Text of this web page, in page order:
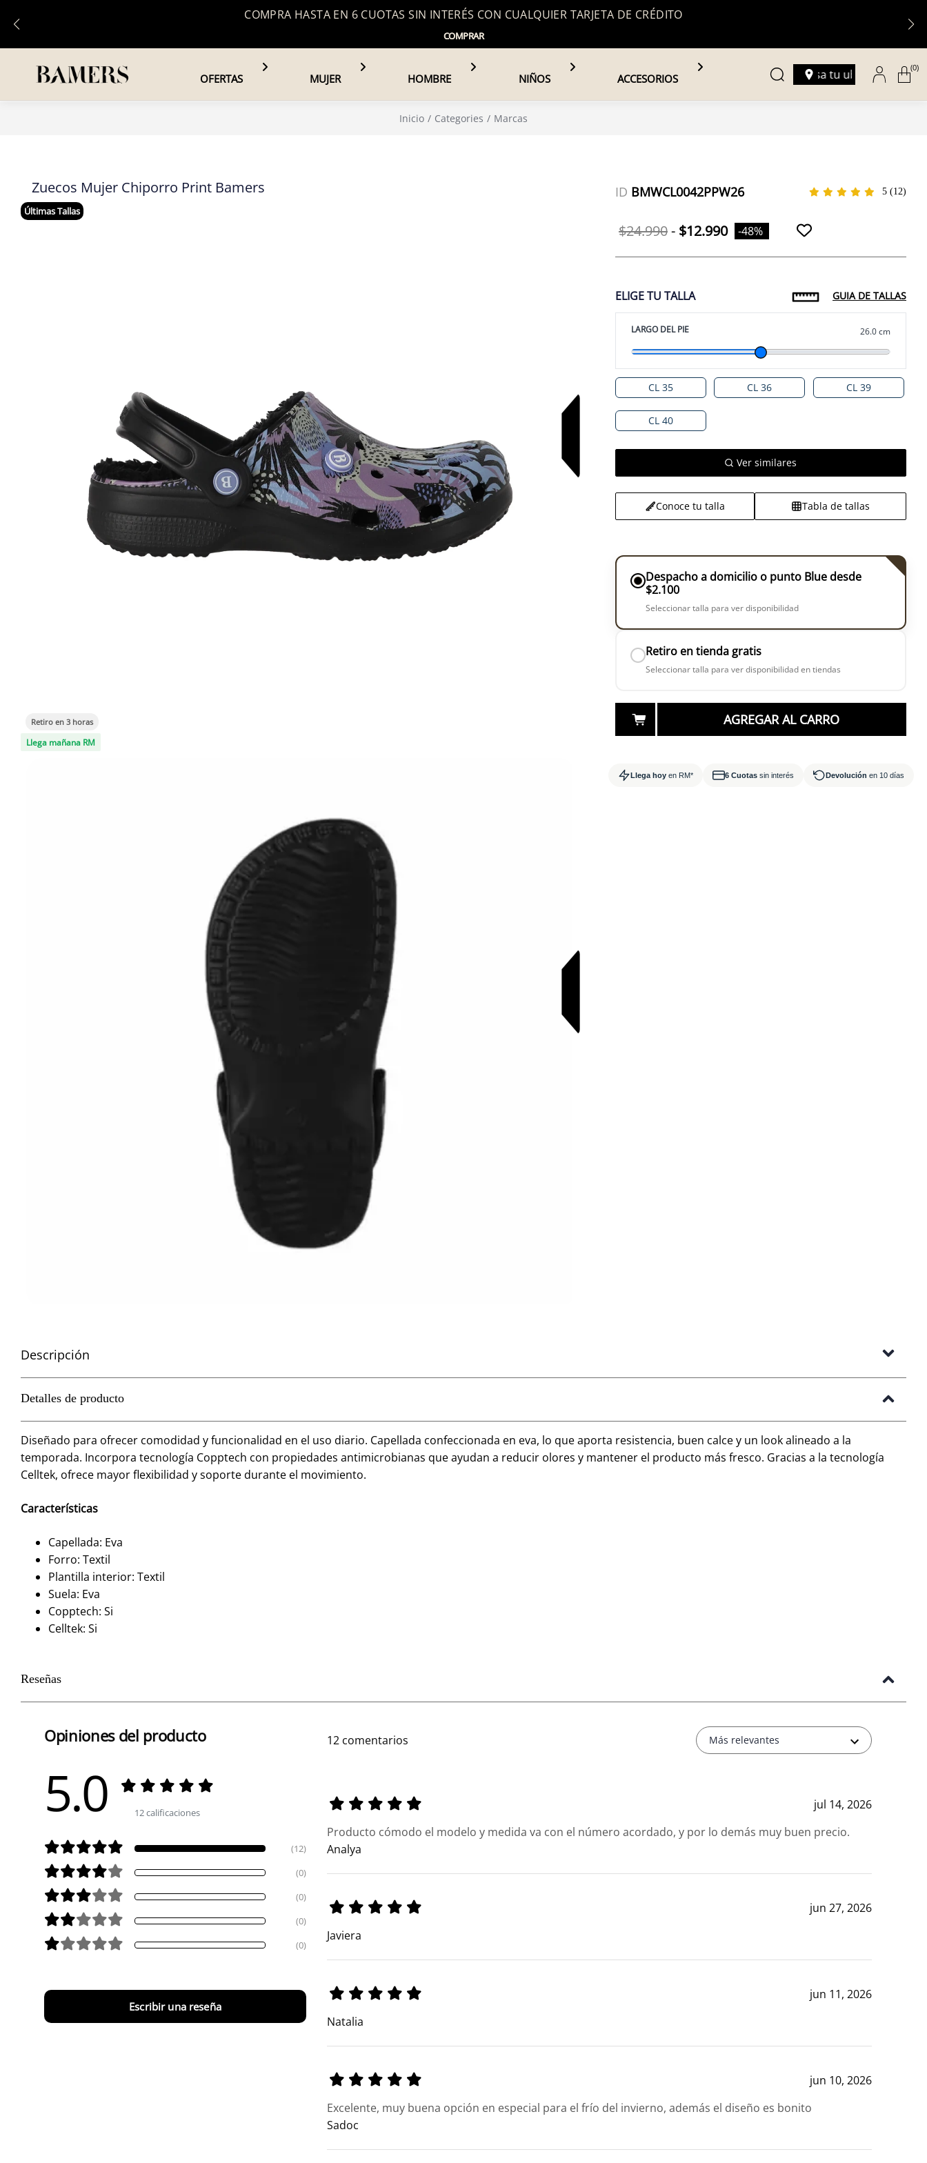
COMPRA HASTA EN 6 CUOTAS SIN INTERÉS CON CUALQUIER TARJETA DE CRÉDITO
COMPRAR
Ingresa tu ubicación (0)
OFERTAS MUJER HOMBRE NIÑOS ACCESORIOS
Inicio Categories Marcas
Zuecos Mujer Chiporro Print Bamers
Últimas Tallas
Retiro en 3 horas
Llega mañana RM
Retiro en 3 horas
ID BMWCL0042PPW26 5 (12)
$24.990- $12.990 -48%
ELIGE TU TALLA GUIA DE TALLAS
LARGO DEL PIE 26.0 cm
CL 35 CL 36 CL 39
CL 40
Ver similares
Conoce tu talla Tabla de tallas
Despacho a domicilio o punto Blue desde
$2.100
Seleccionar talla para ver disponibilidad
Retiro en tienda gratis
Seleccionar talla para ver disponibilidad en tiendas
AGREGAR AL CARRO
Llega hoyen RM* 6 Cuotassin interés Devolución en 10 días
Descripción
Detalles de producto
Diseñado para ofrecer comodidad y funcionalidad en el uso diario. Capellada confeccionada en eva, lo que aporta resistencia, buen calce y un look alineado a la
temporada. Incorpora tecnología Copptech con propiedades antimicrobianas que ayudan a reducir olores y mantener el producto más fresco. Gracias a la tecnología
Celltek, ofrece mayor flexibilidad y soporte durante el movimiento.
Características
Capellada: Eva
Forro: Textil
Plantilla interior: Textil
Suela: Eva
Copptech: Si
Celltek: Si
Reseñas
Opiniones del producto
5.0 12 calificaciones
(12)
(0)
(0)
(0)
(0)
Escribir una reseña
12 comentarios Más relevantes
jul 14, 2026
Producto cómodo el modelo y medida va con el número acordado, y por lo demás muy buen precio.
Analya
jun 27, 2026
Javiera
jun 11, 2026
Natalia
jun 10, 2026
Excelente, muy buena opción en especial para el frío del invierno, además el diseño es bonito
Sadoc